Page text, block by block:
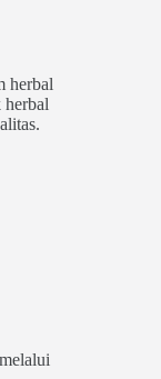
herbal
herbal